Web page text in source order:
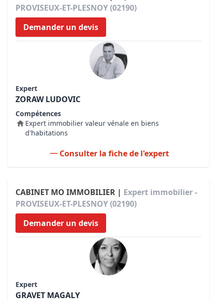
PROVISEUX-ET-PLESNOY (02190)
Demander un devis
Expert
ZORAW LUDOVIC
Compétences
Expert immobilier valeur vénale en biens
d'habitations
Consulter la fiche de l'expert
CABINET MO IMMOBILIER | Expert immobilier -
PROVISEUX-ET-PLESNOY (02190)
Demander un devis
Expert
GRAVET MAGALY